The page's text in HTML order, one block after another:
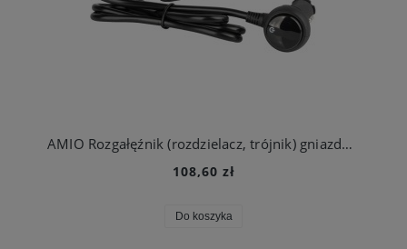
AMIO Rozgałęźnik (rozdzielacz, trójnik) gniazda zapalniczki + woltomierz ładowarka USB USB-C 12V 24V
108,60 zł
Do koszyka